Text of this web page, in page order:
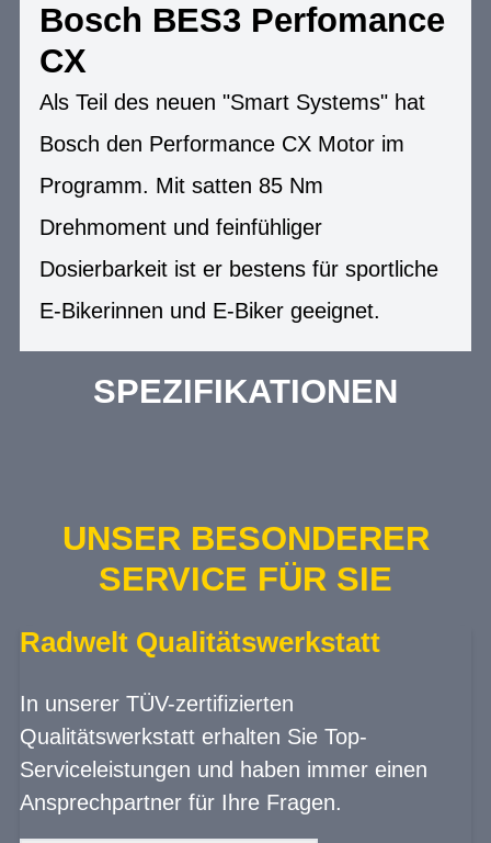
Bosch BES3 Perfomance
CX
Als Teil des neuen "Smart Systems" hat
Bosch den Performance CX Motor im
Programm. Mit satten 85 Nm
Drehmoment und feinfühliger
Dosierbarkeit ist er bestens für sportliche
E-Bikerinnen und E-Biker geeignet.
SPEZIFIKATIONEN
UNSER BESONDERER
SERVICE FÜR SIE
Radwelt Qualitätswerkstatt
In unserer TÜV-zertifizierten
Qualitätswerkstatt erhalten Sie Top-
Serviceleistungen und haben immer einen
Ansprechpartner für Ihre Fragen.